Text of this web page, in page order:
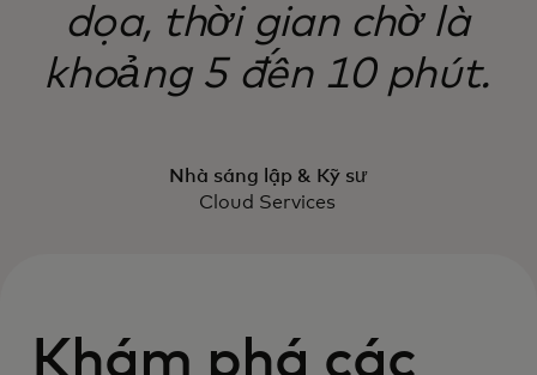
dọa, thời gian chờ là
khoảng 5 đến 10 phút.
Nhà sáng lập & Kỹ sư
Cloud Services
Khám phá các